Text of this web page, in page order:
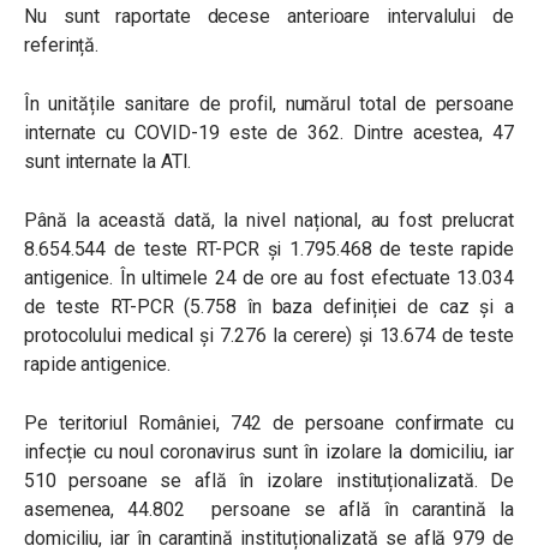
Nu sunt raportate decese anterioare intervalului de
referință.
În unitățile sanitare de profil, numărul total de persoane
internate cu COVID-19 este de 362. Dintre acestea, 47
sunt internate la ATI.
Până la această dată, la nivel național, au fost prelucrat
8.654.544 de teste RT-PCR și 1.795.468 de teste rapide
antigenice. În ultimele 24 de ore au fost efectuate 13.034
de teste RT-PCR (5.758 în baza definiției de caz și a
protocolului medical și 7.276 la cerere) și 13.674 de teste
rapide antigenice.
Pe teritoriul României, 742 de persoane confirmate cu
infecție cu noul coronavirus sunt în izolare la domiciliu, iar
510 persoane se află în izolare instituționalizată. De
asemenea, 44.802 persoane se află în carantină la
domiciliu, iar în carantină instituționalizată se află 979 de